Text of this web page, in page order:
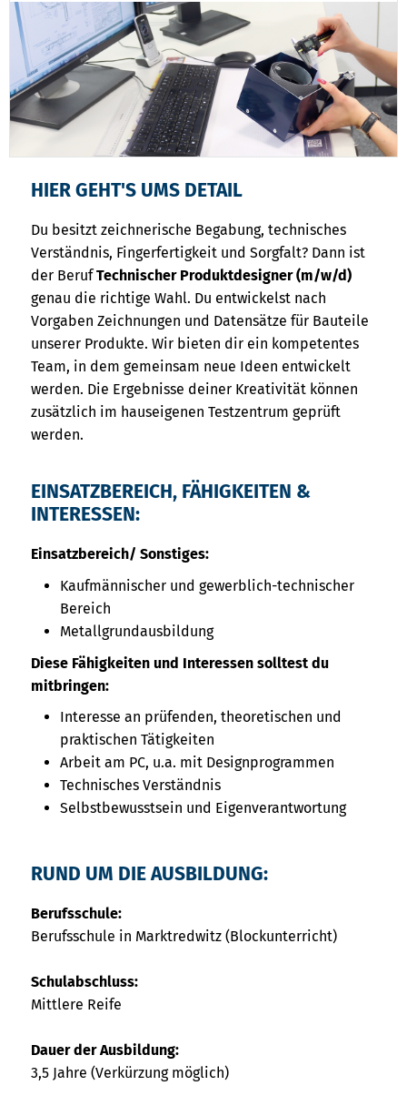
HIER GEHT'S UMS DETAIL
Du besitzt zeichnerische Begabung, technisches
Verständnis, Fingerfertigkeit und Sorgfalt? Dann ist
der BerufTechnischer Produktdesigner (m/w/d)
genau die richtige Wahl. Du entwickelst nach
Vorgaben Zeichnungen und Datensätze für Bauteile
unserer Produkte. Wir bieten dir ein kompetentes
Team, in dem gemeinsam neue Ideen entwickelt
werden. Die Ergebnisse deiner Kreativität können
zusätzlich im hauseigenen Testzentrum geprüft
werden.
EINSATZBEREICH, FÄHIGKEITEN &
INTERESSEN:
Einsatzbereich/ Sonstiges:
Kaufmännischer und gewerblich-technischer
Bereich
Metallgrundausbildung
Diese Fähigkeiten und Interessen solltest du
mitbringen:
Interesse an prüfenden, theoretischen und
praktischen Tätigkeiten
Arbeit am PC, u.a. mit Designprogrammen
Technisches Verständnis
Selbstbewusstsein und Eigenverantwortung
RUND UM DIE AUSBILDUNG:
Berufsschule:
Berufsschule in Marktredwitz (Blockunterricht)
Schulabschluss:
Mittlere Reife
Dauer der Ausbildung:
3,5 Jahre (Verkürzung möglich)